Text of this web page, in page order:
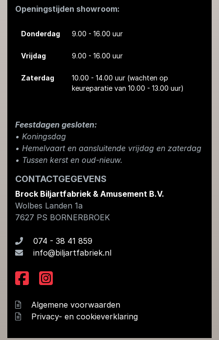
Openingstijden showroom:
Donderdag 9.00 - 16.00 uur
Vrijdag 9.00 - 16.00 uur
Zaterdag 10.00 - 14.00 uur (wachten op
keureparatie van 10.00 - 13.00 uur)
Feestdagen gesloten:
• Koningsdag
​• Hemelvaart en aansluitende vrijdag en zaterdag
• Tussen kerst en oud-nieuw.
CONTACTGEGEVENS
Brock Biljartfabriek & Amusement B.V.
Wolbes Landen 1a
7627 PS BORNERBROEK
074 - 38 41 859
info@biljartfabriek.nl
Algemene voorwaarden
Privacy- en cookieverklaring